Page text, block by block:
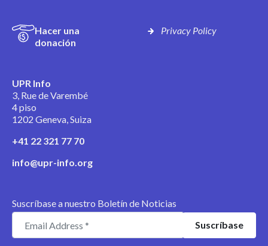
Hacer una
donación
Privacy Policy
UPR Info
3, Rue de Varembé
4 piso
1202 Geneva, Suiza
+41 22 321 77 70
info@upr-info.org
Suscríbase a nuestro Boletín de Noticias